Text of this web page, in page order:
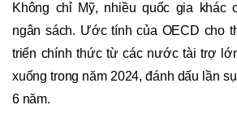
Không chỉ Mỹ, nhiều quốc gia khác
ngân sách. Ước tính của OECD cho
triển chính thức từ các nước tài trợ
xuống trong năm 2024, đánh dấu lần
6 năm.